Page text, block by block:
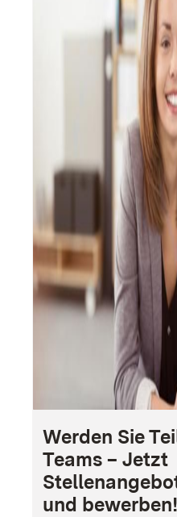
Werden Sie
Teams – Jetzt
und bewerben!